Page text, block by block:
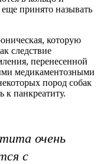
принято называть
которую
следствие
перенесенной
медикаментозными
пород собак
к панкреатиту.
очень
с